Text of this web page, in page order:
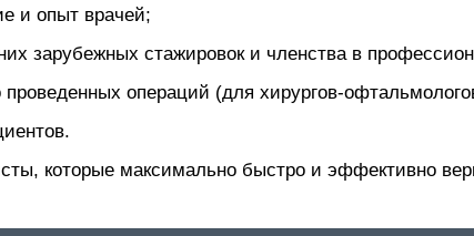
и опыт врачей;
зарубежных стажировок и членства в
проведенных операций (для хирургов-
которые максимально быстро и эффективно